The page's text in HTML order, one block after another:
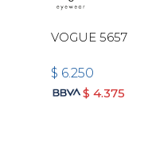
VOGUE 5657
$ 6.250
$ 4.375